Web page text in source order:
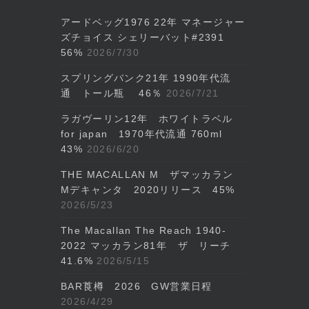
アードベッグ1976 22年 マネージャー
ズチョイス シェリーバット#2391
56% 2026/7/30
スプリングバンク21年 1990年代流
通 トール瓶 46％
2026/7/21
ラガヴーリン12年 ホワイトラベル
for japan 1970年代流通 760ml
43% 2026/6/20
THE MACALLAN M ザマッカラン
Mデキャンタ 2020リリース 45%
2026/5/23
The Macallan The Reach 1940-
2022 マッカラン81年 ザ リーチ
41.6% 2026/5/15
BAR莨樽 2026 GW営業日程
2026/4/29